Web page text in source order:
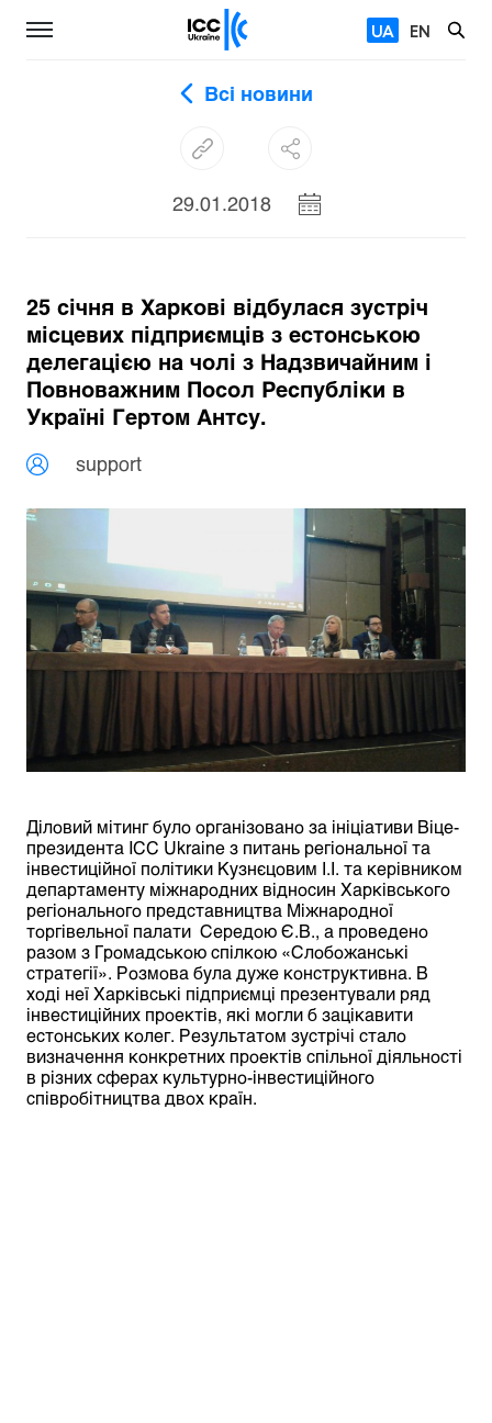
UA EN
Всі новини
29.01.2018
25 січня в Харкові відбулася зустріч
місцевих підприємців з естонською
делегацією на чолі з Надзвичайним і
Повноважним Посол Республіки в
Україні Гертом Антсу.
support
Діловий мітинг було організовано за ініціативи Віце-
президента ICC Ukraine з питань регіональної та
інвестиційної політики Кузнєцовим І.І. та керівником
департаменту міжнародних відносин Харківського
регіонального представництва Міжнародної
торгівельної палати Середою Є.В., а проведено
разом з Громадською спілкою «Слобожанські
стратегії». Розмова була дуже конструктивна. В
ході неї Харківські підприємці презентували ряд
інвестиційних проектів, які могли б зацікавити
естонських колег. Результатом зустрічі стало
визначення конкретних проектів спільної діяльності
в різних сферах культурно-інвестиційного
співробітництва двох країн.